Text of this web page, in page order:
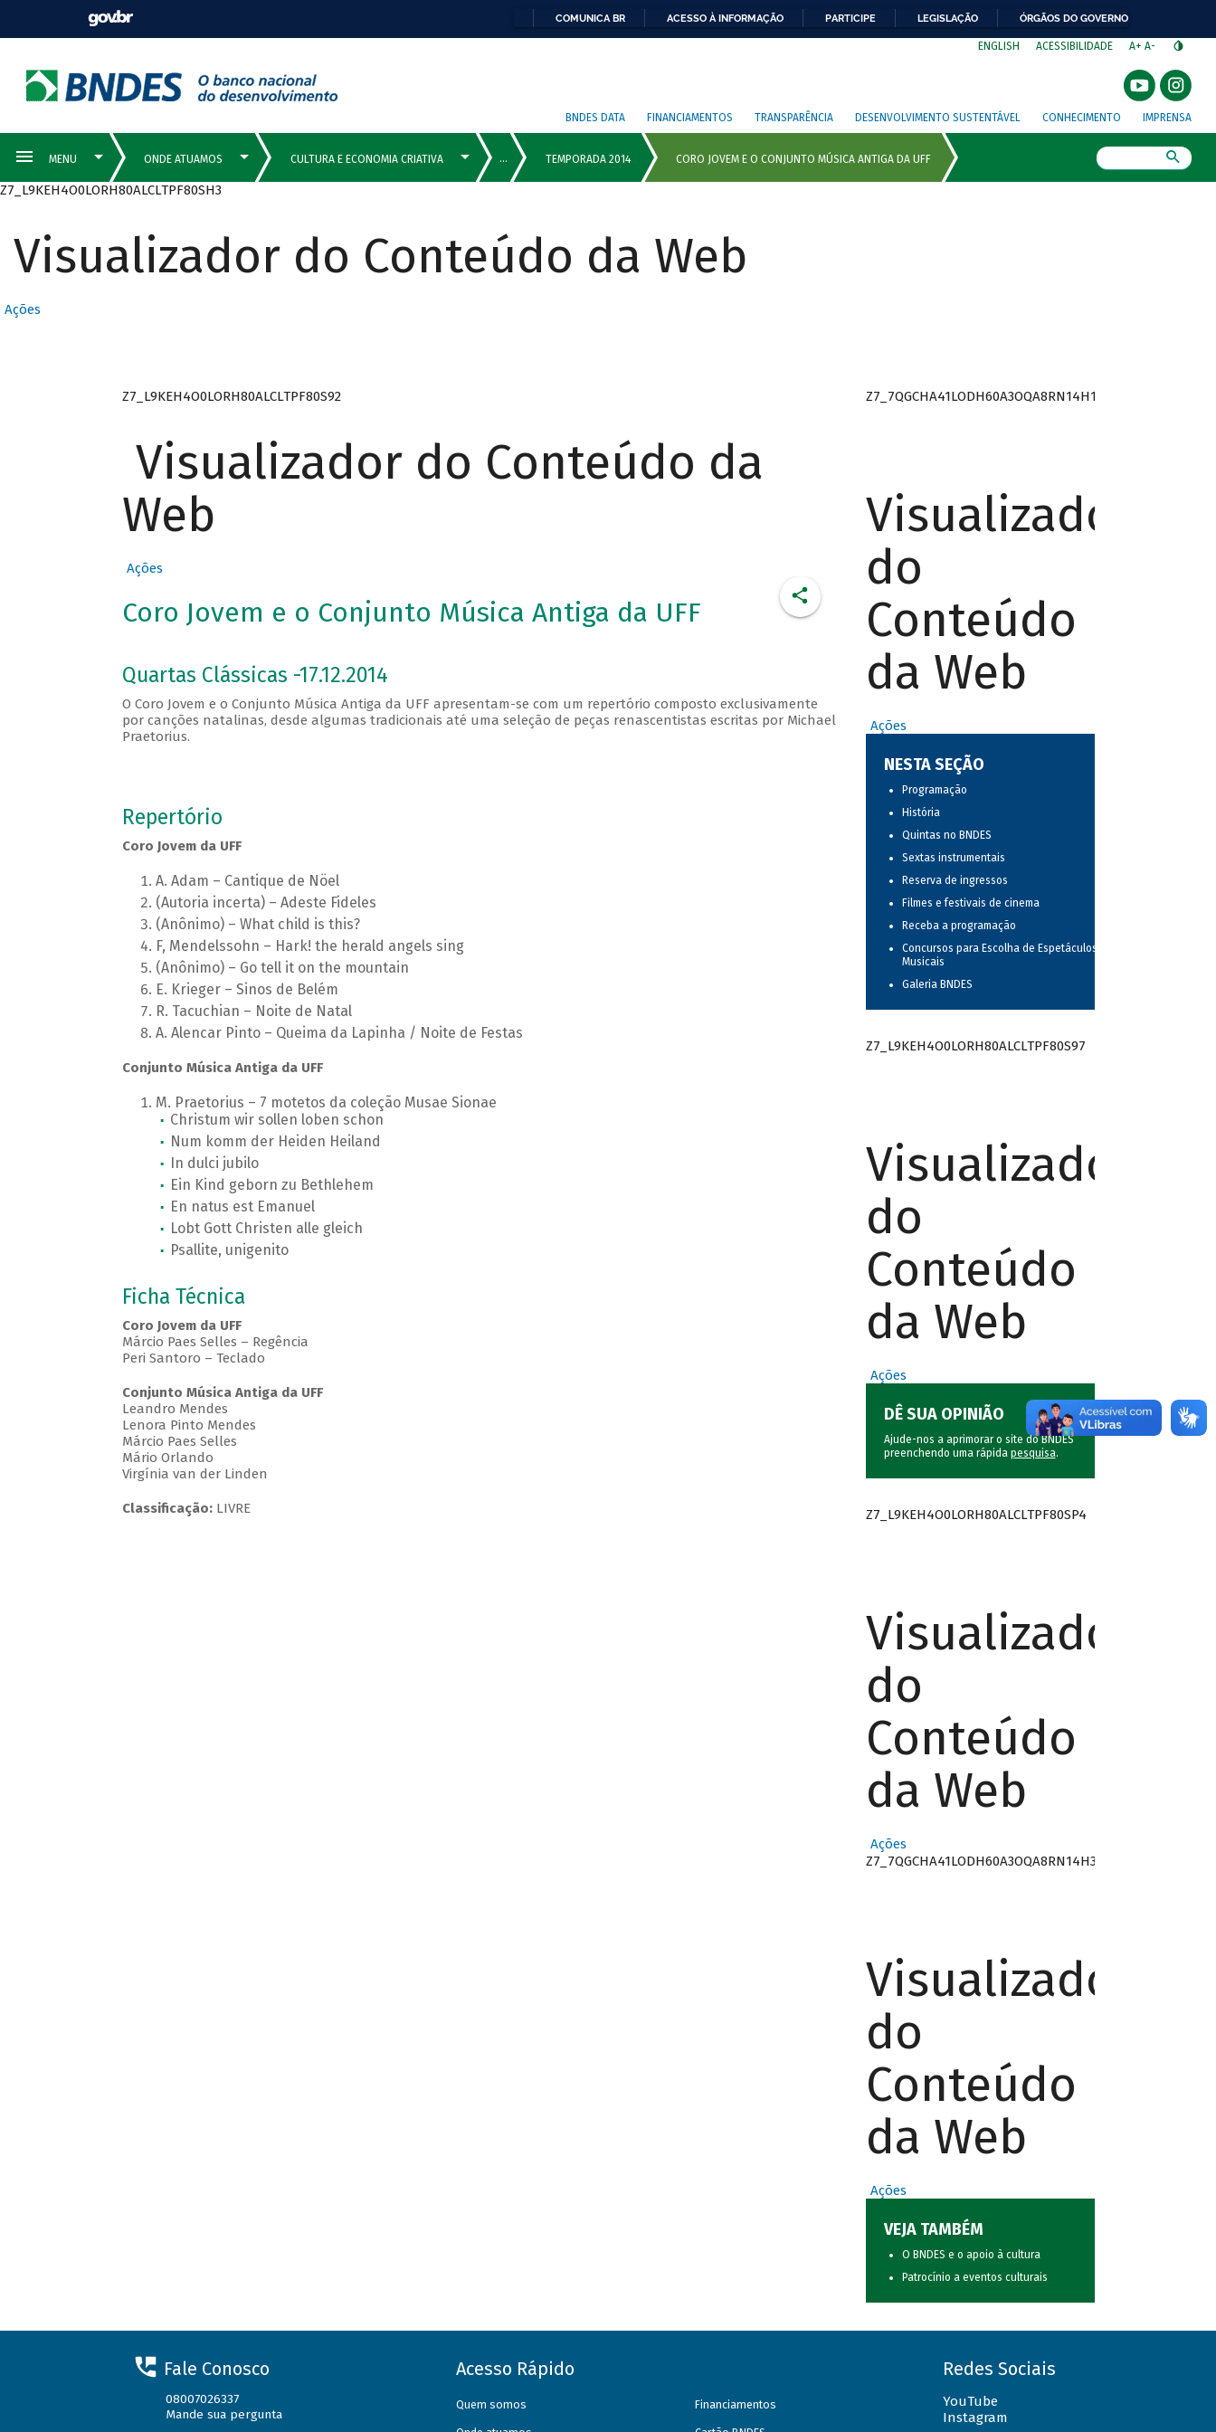
COMUNICA BR ACESSO À INFORMAÇÃO PARTICIPE LEGISLAÇÃO ÓRGÃOS DO GOVERNO
ENGLISH ACESSIBILIDADE A+ A-
BNDES DATA FINANCIAMENTOS TRANSPARÊNCIA DESENVOLVIMENTO SUSTENTÁVEL CONHECIMENTO IMPRENSA
Z7_L9KEH4O0LORH80ALCLTPF80SH3
Visualizador do Conteúdo da Web
Ações
Z7_L9KEH4O0LORH80ALCLTPF80S92
Visualizador do Conteúdo da
Web
Ações
Coro Jovem e o Conjunto Música Antiga da UFF
Quartas Clássicas -17.12.2014
O Coro Jovem e o Conjunto Música Antiga da UFF apresentam-se com um repertório composto exclusivamente
por canções natalinas, desde algumas tradicionais até uma seleção de peças renascentistas escritas por Michael
Praetorius.
Repertório
Coro Jovem da UFF
A. Adam – Cantique de Nöel
(Autoria incerta) – Adeste Fideles
(Anônimo) – What child is this?
F, Mendelssohn – Hark! the herald angels sing
(Anônimo) – Go tell it on the mountain
E. Krieger – Sinos de Belém
R. Tacuchian – Noite de Natal
A. Alencar Pinto – Queima da Lapinha / Noite de Festas
Conjunto Música Antiga da UFF
M. Praetorius – 7 motetos da coleção Musae Sionae
Christum wir sollen loben schon
Num komm der Heiden Heiland
In dulci jubilo
Ein Kind geborn zu Bethlehem
En natus est Emanuel
Lobt Gott Christen alle gleich
Psallite, unigenito
Ficha Técnica
Coro Jovem da UFF
Márcio Paes Selles – Regência
Peri Santoro – Teclado
Conjunto Música Antiga da UFF
Leandro Mendes
Lenora Pinto Mendes
Márcio Paes Selles
Mário Orlando
Virgínia van der Linden
Classificação:LIVRE
Z7_7QGCHA41LODH60A3OQA8RN14H1
Visualizador
do
Conteúdo
da Web
Ações
NESTA SEÇÃO
Programação
História
Quintas no BNDES
Sextas instrumentais
Reserva de ingressos
Filmes e festivais de cinema
Receba a programação
Concursos para Escolha de Espetáculos
Musicais
Galeria BNDES
Z7_L9KEH4O0LORH80ALCLTPF80S97
Visualizador
do
Conteúdo
da Web
Ações
DÊ SUA OPINIÃO
Ajude-nos a aprimorar o site do BNDES
preenchendo uma rápida pesquisa.
Z7_L9KEH4O0LORH80ALCLTPF80SP4
Visualizador
do
Conteúdo
da Web
Ações
Z7_7QGCHA41LODH60A3OQA8RN14H3
Visualizador
do
Conteúdo
da Web
Ações
VEJA TAMBÉM
O BNDES e o apoio à cultura
Patrocínio a eventos culturais
Fale Conosco
08007026337
Mande sua pergunta
Acesso Rápido
Quem somos Financiamentos
Redes Sociais
YouTube
Instagram